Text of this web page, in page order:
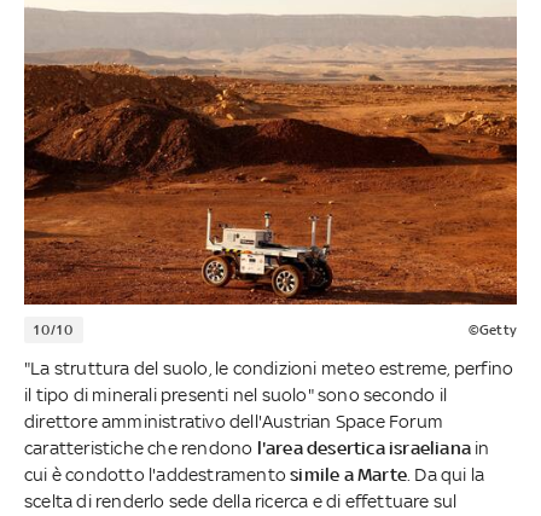
10/10 ©Getty
"La struttura del suolo, le condizioni meteo estreme, perfino
il tipo di minerali presenti nel suolo" sono secondo il
direttore amministrativo dell'Austrian Space Forum
caratteristiche che rendono l'area desertica israeliana in
cui è condotto l'addestramentosimile a Marte . Da qui la
scelta di renderlo sede della ricerca e di effettuare sul